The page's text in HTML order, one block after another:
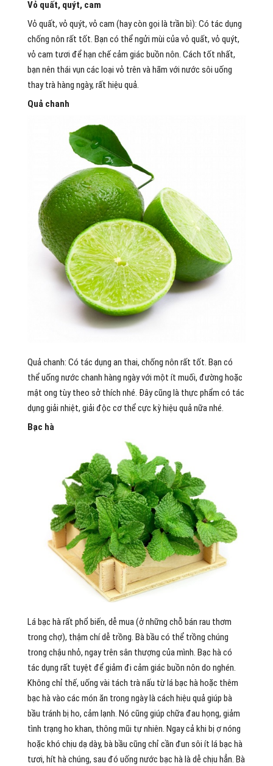
Vỏ quất, quýt, cam
Vỏ quất, vỏ quýt, vỏ cam (hay còn gọi là trần bì): Có tác dụng
chống nôn rất tốt. Bạn có thể ngửi mùi của vỏ quất, vỏ quýt,
vỏ cam tươi để hạn chế cảm giác buồn nôn. Cách tốt nhất,
bạn nên thái vụn các loại vỏ trên và hãm với nước sôi uống
thay trà hàng ngày, rất hiệu quả.
Quả chanh
Quả chanh: Có tác dụng an thai, chống nôn rất tốt. Bạn có
thể uống nước chanh hàng ngày với một ít muối, đường hoặc
mật ong tùy theo sở thích nhé. Đây cũng là thực phẩm có tác
dụng giải nhiệt, giải độc cơ thể cực kỳ hiệu quả nữa nhé.
Bạc hà
Lá bạc hà rất phổ biến, dễ mua (ở những chỗ bán rau thơm
trong chợ), thậm chí dễ trồng. Bà bầu có thể trồng chúng
trong chậu nhỏ, ngay trên sân thượng của mình. Bạc hà có
tác dụng rất tuyệt để giảm đi cảm giác buồn nôn do nghén.
Không chỉ thế, uống vài tách trà nấu từ lá bạc hà hoặc thêm
bạc hà vào các món ăn trong ngày là cách hiệu quả giúp bà
bầu tránh bị ho, cảm lạnh. Nó cũng giúp chữa đau họng, giảm
tình trạng ho khan, thông mũi tự nhiên. Ngay cả khi bị ợ nóng
hoặc khó chịu dạ dày, bà bầu cũng chỉ cần đun sôi ít lá bạc hà
tươi, hít hà chúng, sau đó uống nước bạc hà là dễ chịu hẳn. Bà